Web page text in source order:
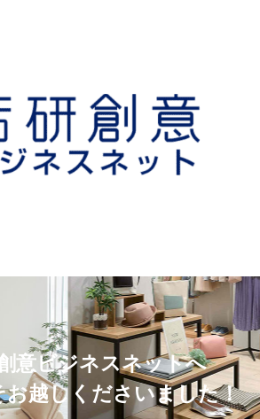
意ビジネスネットへ
お越しくださいました！